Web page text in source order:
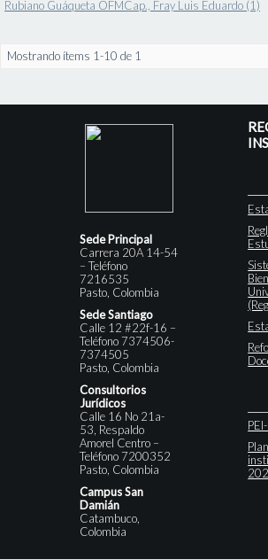
Rubiano Guáqueta OFMCap., Fray Luis Eduardo (1)
Mostrando ítems 1-10 de 1
Sede Principal
Carrera 20A 14-54
– Teléfono
7216535
Pasto, Colombia
Sede Santiago
Calle 12 #22f-16 –
Teléfono 7374506-
7374505
Pasto, Colombia
Consultorios
Jurídicos
Calle 16 No 21a-
53, Respaldo
Amorel Centro –
Teléfono 7200352
Pasto, Colombia
Campus San
Damián
Catambuco,
Colombia